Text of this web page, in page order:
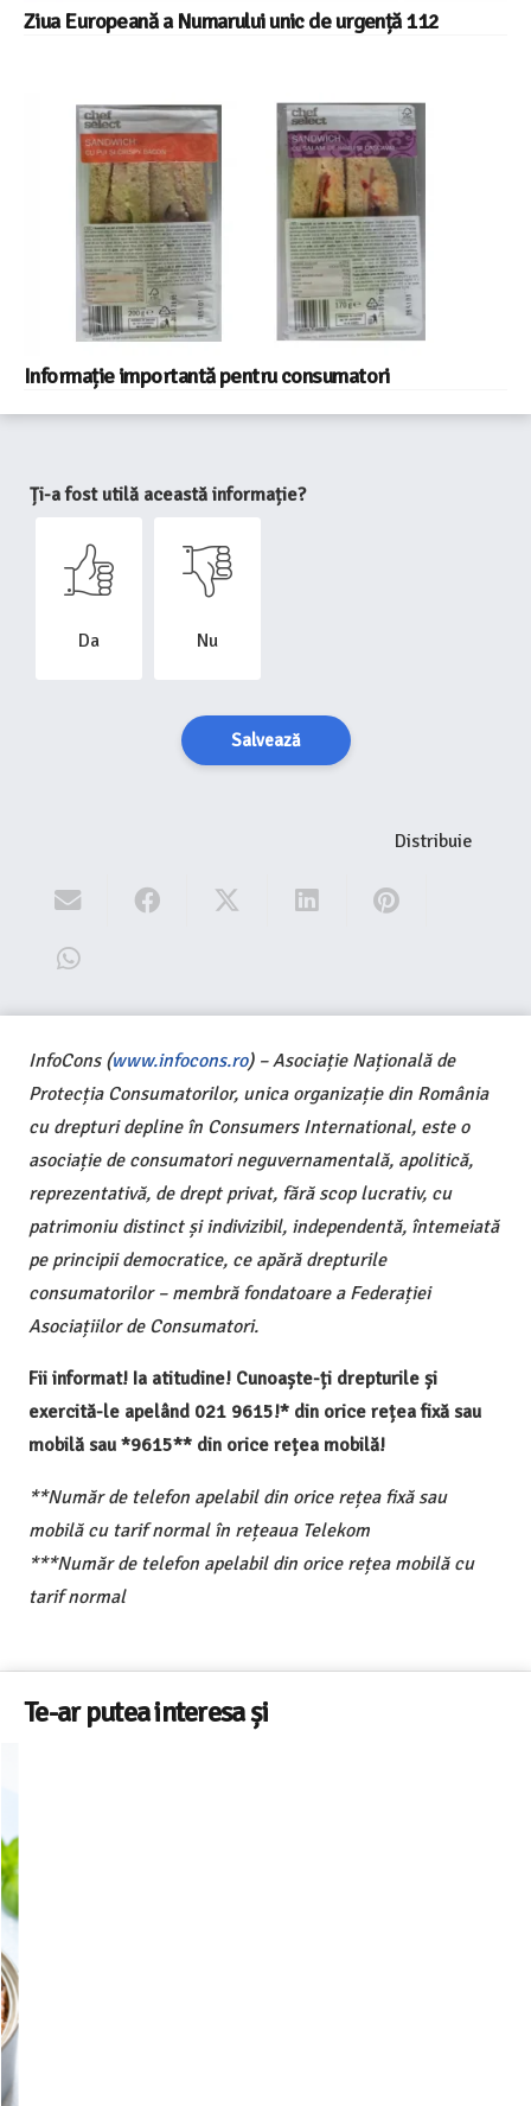
Ziua Europeană a Numarului unic de urgență 112
Informație importantă pentru consumatori
Ți-a fost utilă această informație?
Da Nu
Salvează
Distribuie
InfoCons (www.infocons.ro) – Asociație Națională de
Protecția Consumatorilor, unica organizație din România
cu drepturi depline în Consumers International, este o
asociație de consumatori neguvernamentală, apolitică,
reprezentativă, de drept privat, fără scop lucrativ, cu
patrimoniu distinct și indivizibil, independentă, întemeiată
pe principii democratice, ce apără drepturile
consumatorilor – membră fondatoare a Federației
Asociațiilor de Consumatori.
Fii informat! Ia atitudine! Cunoaște-ți drepturile și
exercită-le apelând 021 9615!* din orice rețea fixă sau
mobilă sau *9615** din orice rețea mobilă!
**Număr de telefon apelabil din orice rețea fixă sau
mobilă cu tarif normal în rețeaua Telekom
***Număr de telefon apelabil din orice rețea mobilă cu
tarif normal
Te-ar putea interesa și